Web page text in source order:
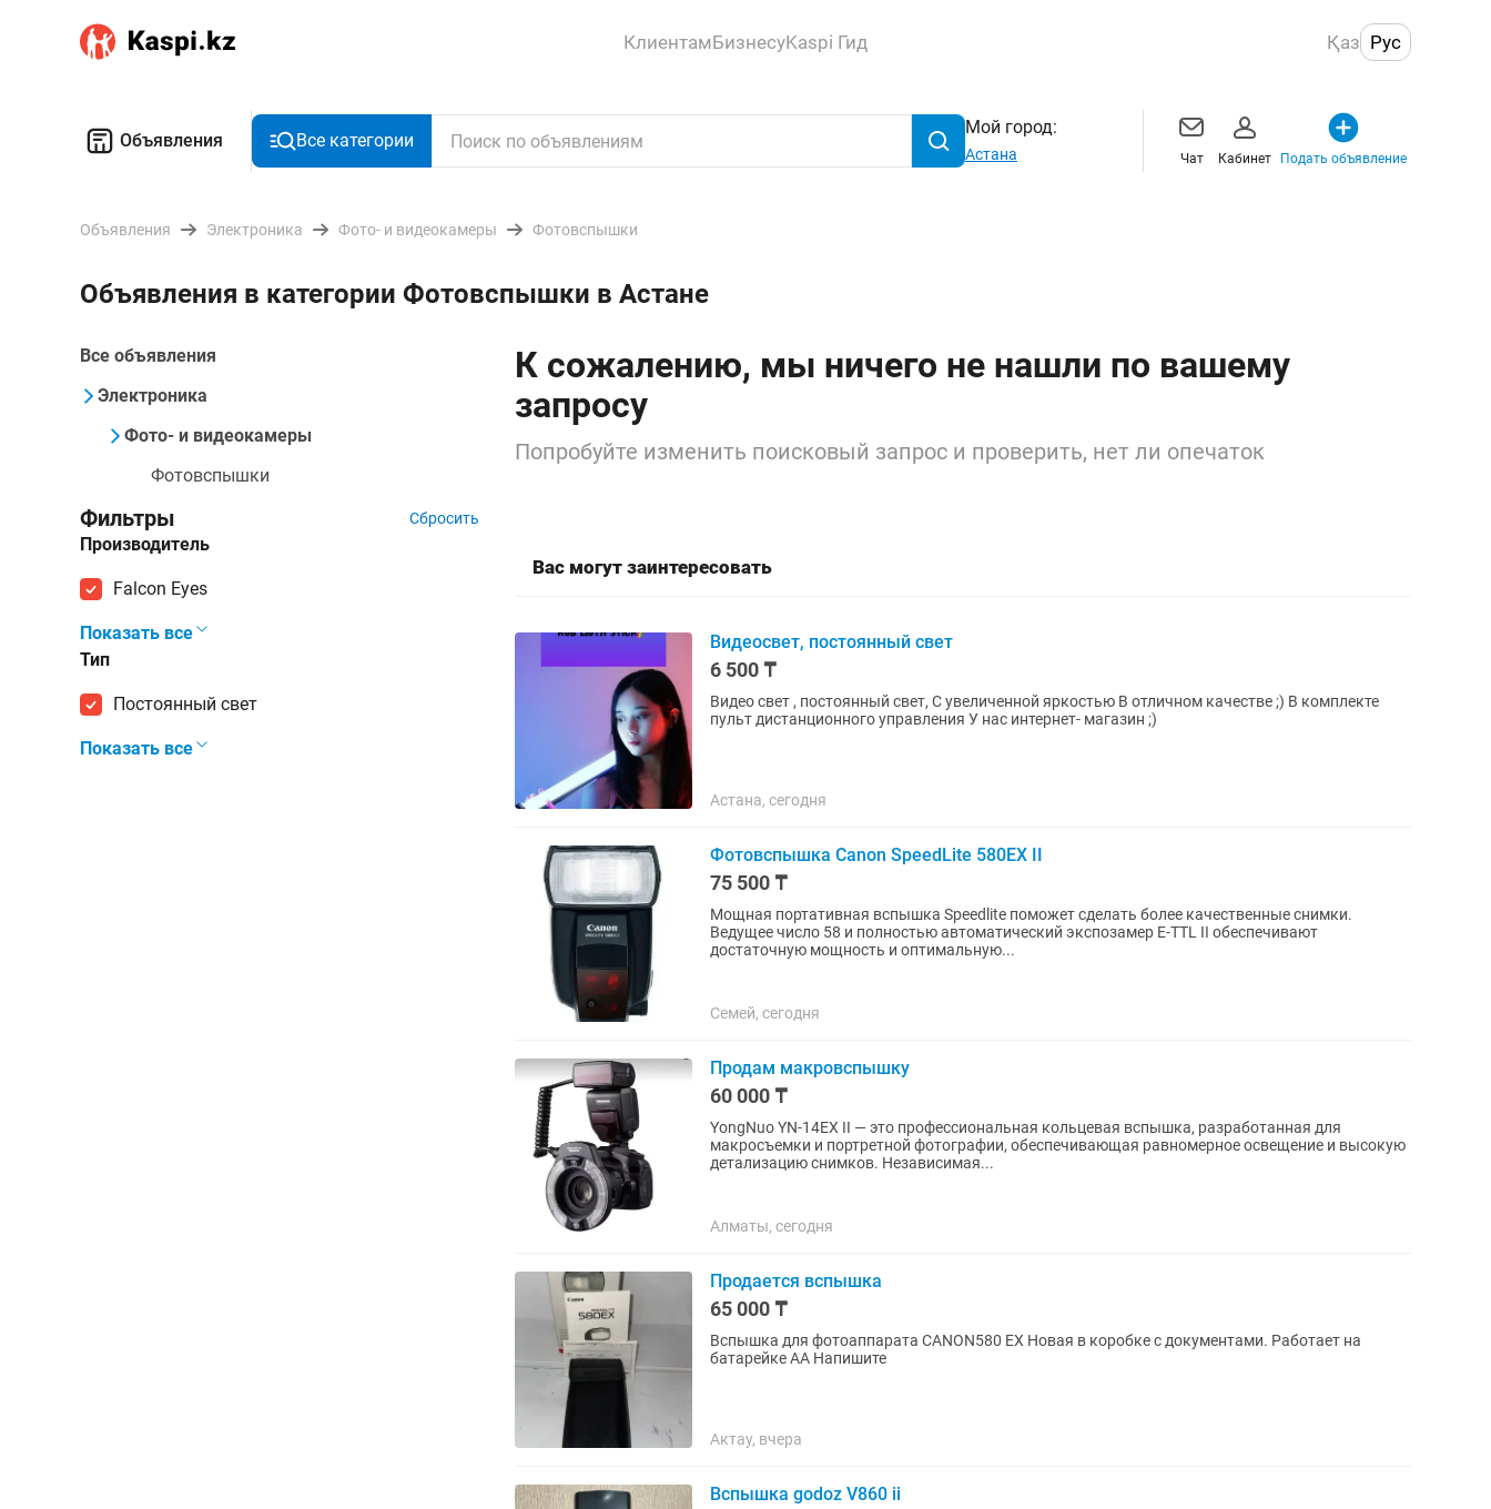
КлиентамБизнесуKaspi Гид Қаз Рус
Объявления Все категории
Мой город:
Астана Чат Кабинет Подать объявление
Объявления Электроника Фото- и видеокамеры Фотовспышки
Объявления в категории Фотовспышки в Астане
Все объявления
Электроника
Фото- и видеокамеры
Фотовспышки
Фильтры Сбросить
Производитель
Falcon Eyes
Показать все
Тип
постоянный свет
Показать все
К сожалению, мы ничего не нашли по вашему
запросу
Попробуйте изменить поисковый запрос и проверить, нет ли опечаток
Вас могут заинтересовать
Видеосвет, постоянный свет
6 500 ₸
Видео свет , постоянный свет, С увеличенной яркостью В отличном качестве ;) В комплекте
пульт дистанционного управления У нас интернет- магазин ;)
Астана, сегодня
Фотовспышка Canon SpeedLite 580EX II
75 500 ₸
Мощная портативная вспышка Speedlite поможет сделать более качественные снимки.
Ведущее число 58 и полностью автоматический экспозамер E-TTL II обеспечивают
достаточную мощность и оптимальную...
Семей, сегодня
Продам макровспышку
60 000 ₸
YongNuo YN-14EX II — это профессиональная кольцевая вспышка, разработанная для
макросъемки и портретной фотографии, обеспечивающая равномерное освещение и высокую
детализацию снимков. Независимая...
Алматы, сегодня
Продается вспышка
65 000 ₸
Вспышка для фотоаппарата CANON580 EX Новая в коробке с документами. Работает на
батарейке АА Напишите
Актау, вчера
Вспышка godoz V860 ii